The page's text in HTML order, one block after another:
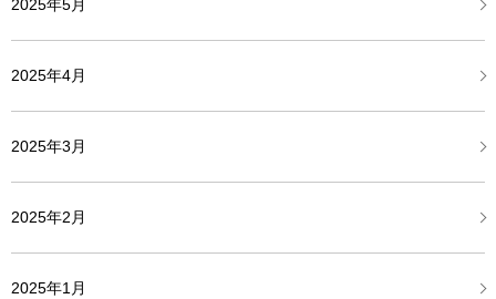
2025年5月
2025年4月
2025年3月
2025年2月
2025年1月